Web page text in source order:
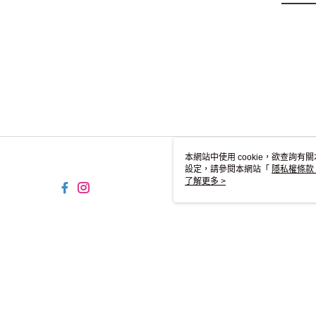
本網站中使用 cookie，欲查詢有
設定，請參閱本網站「 隱私權條款
使用 cookie。
了解更多 >